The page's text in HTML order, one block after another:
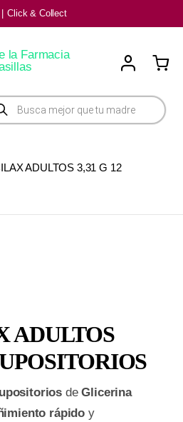
Click & Collect
ADULTOS 3,31 G 12
ADULTOS
deGlicerina
rápido y